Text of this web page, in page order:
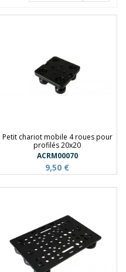
Petit chariot mobile 4 roues pour
profilés 20x20
ACRM00070
9,50 €